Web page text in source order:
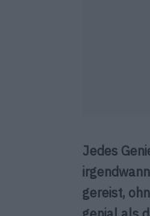
Jedes
gereist,